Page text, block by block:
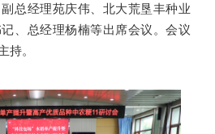
总经理苑庆伟、北大荒垦丰种业
、总经理杨楠等出席会议。会议
持。